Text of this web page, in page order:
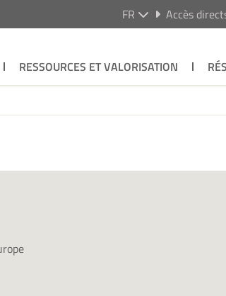
FR Accès
RESSOURCES ET VALORISATION